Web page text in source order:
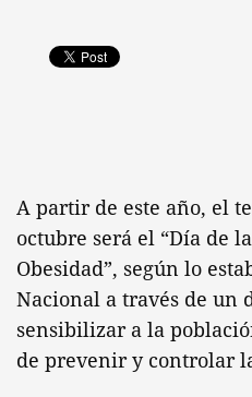
A partir de este año, el
octubre será el “Día de
Obesidad”, según lo
Nacional a través de un
sensibilizar a la
de prevenir y controlar